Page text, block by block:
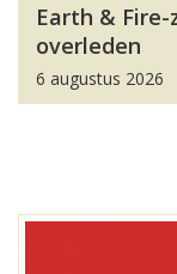
Earth & Fire-
overleden
6 augustus 2026